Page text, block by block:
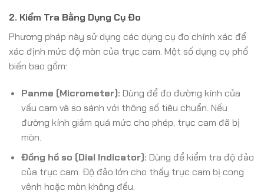
2. Kiểm Tra Bằng Dụng Cụ Đo
Phương pháp này sử dụng các dụng cụ đo chính xác để
xác định mức độ mòn của trục cam. Một số dụng cụ phổ
biến bao gồm:
Panme (Micrometer): Dùng để đo đường kính của
vấu cam và so sánh với thông số tiêu chuẩn. Nếu
đường kính giảm quá mức cho phép, trục cam đã bị
mòn.
Đồng hồ so (Dial Indicator): Dùng để kiểm tra độ đảo
của trục cam. Độ đảo lớn cho thấy trục cam bị cong
vênh hoặc mòn không đều.